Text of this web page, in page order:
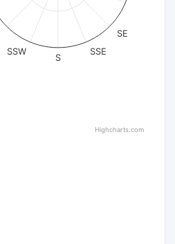
SE
SSE
S
SSW
Highcharts.com